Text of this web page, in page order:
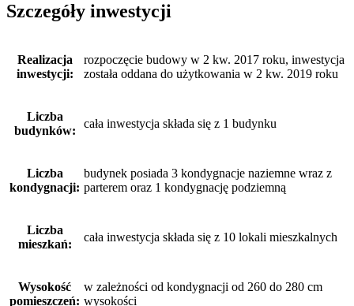
Szczegóły inwestycji
Realizacja
inwestycji:
rozpoczęcie budowy w 2 kw. 2017 roku, inwestycja
została oddana do użytkowania w 2 kw. 2019 roku
Liczba
budynków:
cała inwestycja składa się z 1 budynku
Liczba
kondygnacji:
budynek posiada 3 kondygnacje naziemne wraz z
parterem oraz 1 kondygnację podziemną
Liczba
mieszkań:
cała inwestycja składa się z 10 lokali mieszkalnych
Wysokość
pomieszczeń:
w zależności od kondygnacji od 260 do 280 cm
wysokości